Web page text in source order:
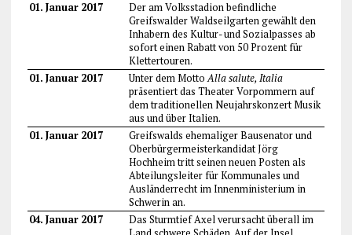
01. Januar 2017
Der am Volksstadion befindliche
Greifswalder Waldseilgarten gewählt den
Inhabern des Kultur- und Sozialpasses ab
sofort einen Rabatt von 50 Prozent für
Klettertouren.
01. Januar 2017
Unter dem MottoAlla salute, Italia
präsentiert das Theater Vorpommern auf
dem traditionellen Neujahrskonzert Musik
aus und über Italien.
01. Januar 2017
Greifswalds ehemaliger Bausenator und
Oberbürgermeisterkandidat Jörg
Hochheim tritt seinen neuen Posten als
Abteilungsleiter für Kommunales und
Ausländerrecht im Innenministerium in
Schwerin an.
04. Januar 2017
Das Sturmtief Axel verursacht überall im